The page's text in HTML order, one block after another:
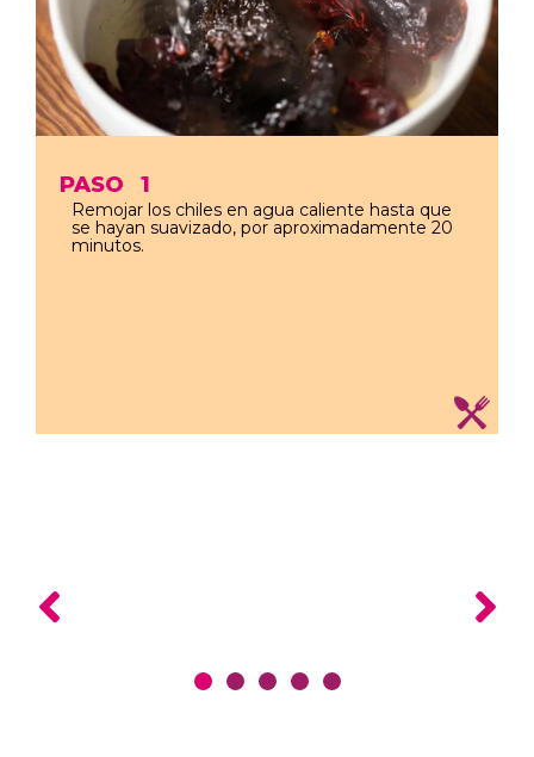
PASO 1
Remojar los chiles en agua caliente hasta que
se hayan suavizado, por aproximadamente 20
minutos.